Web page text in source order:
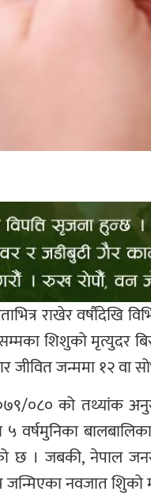
राखेर
शिशुको
जीवित जन्ममा १२ वा
०८० को तथ्यांक
वर्षमुनिका
। जबकी, नेपाल
नवजात शिुको